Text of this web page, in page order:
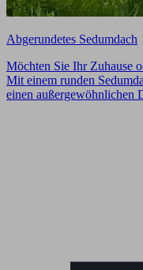
Abgerundetes Sedumdach
Möchten Sie Ihr Zuhause
Mit einem runden
einen außergewöhnlichen